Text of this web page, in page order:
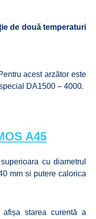
de două temperaturi
acest arzător este
DA1500 – 4000.
A45
cu diametrul
mm si putere calorica
starea curentă a